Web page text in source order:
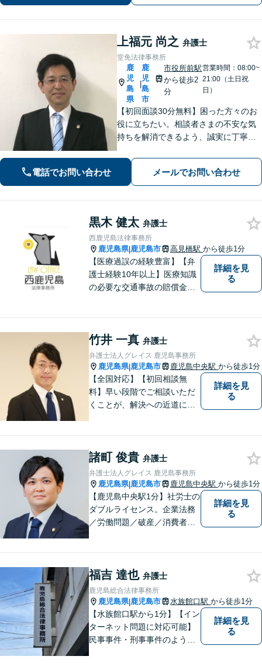
上福元 尚之 弁護士
堂免法律事務所
鹿
児
島
県
|
鹿
児
島
市
市役所前駅
から徒歩2
分
営業時間：08:00~
21:00（土日祝
日）
【初回面談30分無料】困った方々のお
役に立ちたい。相談者さまの不安な気
持ちを解消できるよう、誠実に丁寧に
ております【市役所前2分】【休日・夜
間面談OKも可能】
電話でお問い合わせ メールでお問い合わせ
黒木 健太 弁護士
西鹿児島法律事務所
鹿児島県|鹿児島市 高見橋駅 から徒歩1分
【医療過誤の経験豊富】【弁
護士経験10年以上】医療知識
の必要な交通事故の賠償金請
さい。依頼者様との信頼関係
を大切に解決へ向けて尽力い
たします。【休日・夜間対応
可】
詳細を見
る
竹井 一真 弁護士
弁護士法人グレイス 鹿児島事務所
鹿児島県|鹿児島市 鹿児島中央駅 から徒歩1分
【全国対応】【初回相談無
料】早い段階でご相談いただ
くことが、解決への近道にな
どんなご相談でも、どうぞお
気軽にお声がけください。
【電話・WEB相談も対応可
能】
詳細を見
る
諸町 俊貴 弁護士
弁護士法人グレイス 鹿児島事務所
鹿児島県|鹿児島市 鹿児島中央駅 から徒歩1分
【鹿児島中央駅1分】社労士の
ダブルライセンス。企業法務
／労働問題／破産／消費者問
をしておりました。丁寧なヒ
アリングで、ご相談の全容を
明らかにし、納得のいく解決
を目指します。
詳細を見
る
福吉 達也 弁護士
鹿児島総合法律事務所
鹿児島県|鹿児島市 水族館口駅 から徒歩1分
【水族館口駅から1分】【イン
ターネット問題に対応可能】
民事事件・刑事事件のような
詳細を見
る